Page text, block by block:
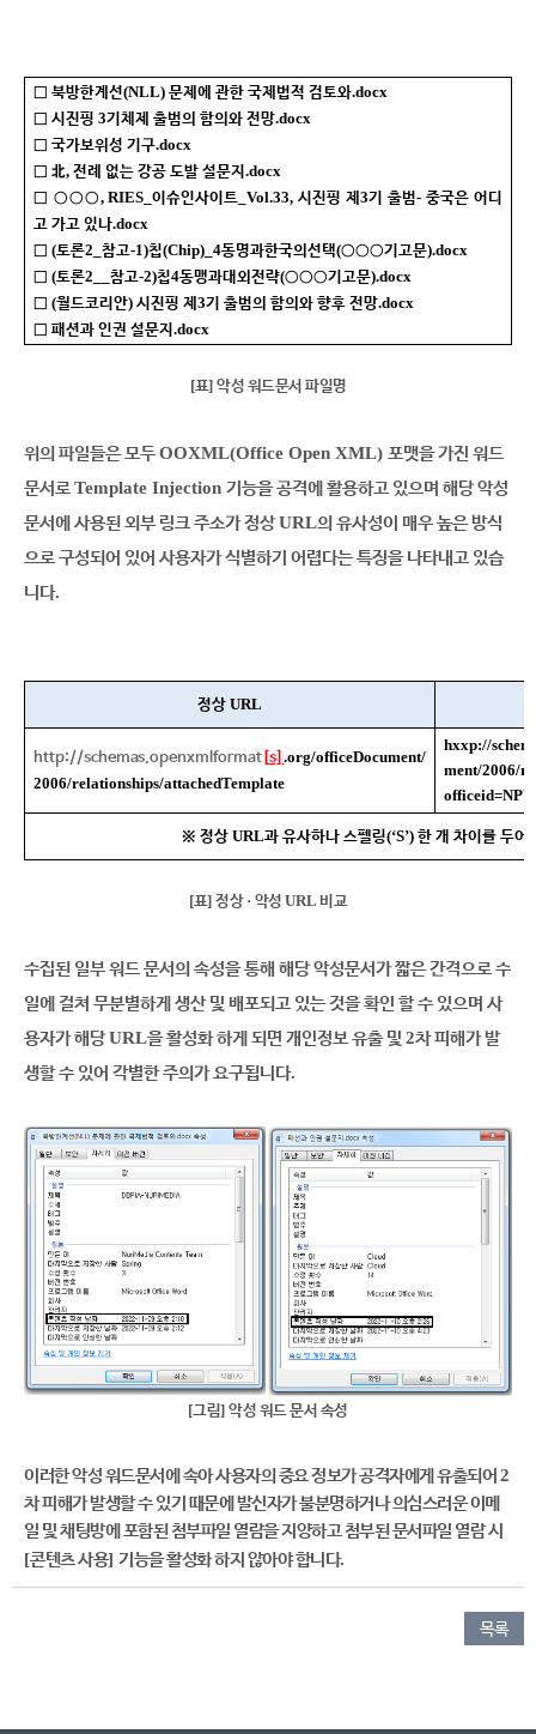
□ 북방한계선(NLL) 문제에 관한 국제법적 검토와.docx
□ 시진핑 3기체제 출범의 함의와 전망.docx
□ 국가보위성 기구.docx
□ 北, 전례 없는 강공 도발 설문지 .docx
□ ○○○, RIES_이슈인사이트 _Vol.33,시진핑 제3기 출범-중국은 어디
고 가고 있나.docx
□ (토론2_ 참고-1)칩(Chip)_4동명과한국의선택(○○○기고문).docx
□ (토론2__ 참고-2)칩4동맹과대외전략(○○○기고문).docx
□ (월드코리안) 시진핑 제 3기 출범의 함의와 향후 전망.docx
□ 패션과 인권 설문지 .docx
[표] 악성 워드문서 파일명
위의 파일들은 모두OOXML(Office Open XML) 포맷을 가진 워드
문서로Template Injection 기능을 공격에 활용하고 있으며 해당 악성
문서에 사용된 외부 링크 주소가 정상URL의 유사성이 매우 높은 방식
으로 구성되어 있어 사용자가 식별하기 어렵다는 특징을 나타내고 있습
니다.
정상 URL
http://schemas.openxmlformat[ s] .org/officeDocument/
2006/relationships/attachedTemplate
hxxp://
ment/2006/
※ 정상 URL과 유사하나 스펠링(‘S’) 한 개 차이를 두어
[표]정상 · 악성URL 비교
수집된 일부 워드 문서의 속성을 통해 해당 악성문서가 짧은 간격으로 수
일에 걸쳐 무분별하게 생산 및 배포되고 있는 것을 확인 할 수 있으며 사
용자가 해당URL을 활성화 하게 되면 개인정보 유출 및 2차 피해가 발
생할 수 있어 각별한 주의가 요구됩니다.
[그림]악성 워드 문서 속성
이러한 악성 워드문서에 속아 사용자의 중요 정보가 공격자에게 유출되어 2
차 피해가 발생할 수 있기 때문에 발신자가 불분명하거나 의심스러운 이메
일 및 채팅방에 포함된 첨부파일 열람을 지양하고 첨부된 문서파일 열람 시
[콘텐츠 사용] 기능을 활성화 하지 않아야 합니다.
목록